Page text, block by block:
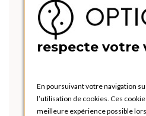
respecte votre
En poursuivant votre navigation
l’utilisation de cookies. Ces
meilleure expérience possible